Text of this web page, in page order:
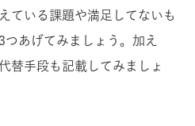
ている課題や満足してないも
あげてみましょう。加え
替手段も記載してみましょ